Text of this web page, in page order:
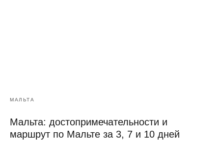
МАЛЬТА
Мальта: достопримечательности и
маршрут по Мальте за 3, 7 и 10 дней